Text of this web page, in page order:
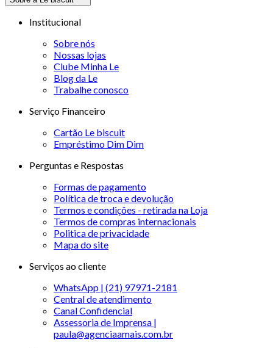
Institucional
Sobre nós
Nossas lojas
Clube Minha Le
Blog da Le
Trabalhe conosco
Serviço Financeiro
Cartão Le biscuit
Empréstimo Dim Dim
Perguntas e Respostas
Formas de pagamento
Política de troca e devolução
Termos e condições - retirada na Loja
Termos de compras internacionais
Politica de privacidade
Mapa do site
Serviços ao cliente
WhatsApp | (21) 97971-2181
Central de atendimento
Canal Confidencial
Assessoria de Imprensa |
paula@agenciaamais.com.br